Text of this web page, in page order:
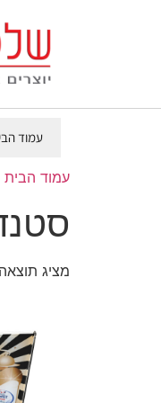
עמוד
עמוד הבית
מציג